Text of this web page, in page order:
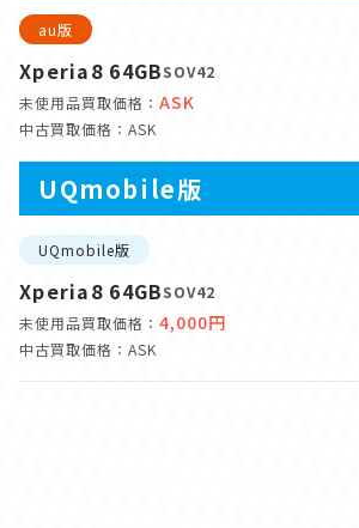
au版
Xperia8 64GBSOV42
未使用品買取価格： ASK
中古買取価格：ASK
UQmobile版
UQmobile版
Xperia8 64GBSOV42
未使用品買取価格： 4,000円
中古買取価格：ASK